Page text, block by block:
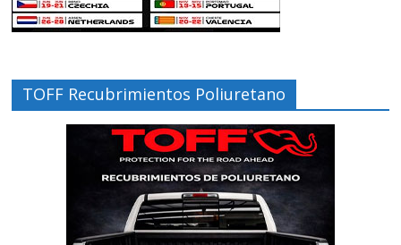
TOFF Recubrimientos Poliuretano